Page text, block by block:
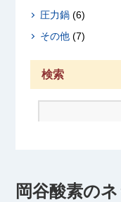
圧力鍋(6)
その他(7)
検索
岡谷酸素の